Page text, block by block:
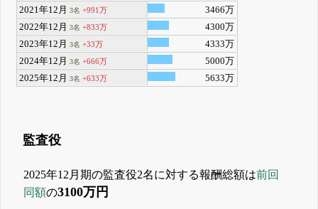
2021年12月3名 +991万
3466万
2022年12月3名 +833万
4300万
2023年12月3名 +33万
4333万
2024年12月3名 +666万
5000万
2025年12月3名 +633万 5633万
監査役
2025年12月期の監査役2名に対する報酬総額は前回
同額の3100万円